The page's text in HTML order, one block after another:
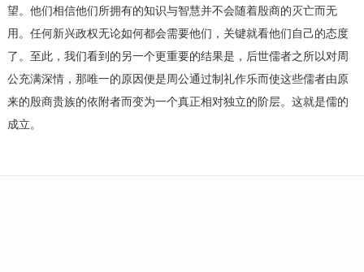
望。他们相信他们所拥有的知识与智慧并不会随着殷商的灭亡而无
用。任何新兴政权无论如何都会需要他们，关键就看他们自己的态度
了。至此，我们看到的另一个更重要的结果是，后世儒者之所以对周
公充满深情，那唯一的原因便是周公通过制礼作乐而使这些儒者由原
来的殷商贵族的依附者而变为一个真正相对独立的阶层。这就是儒的
成立。